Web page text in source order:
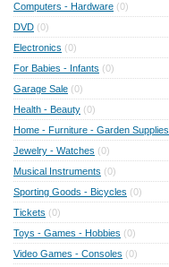
Computers - Hardware (0)
DVD (0)
Electronics (0)
For Babies - Infants (0)
Garage Sale (0)
Health - Beauty (0)
Home - Furniture - Garden Supplies
Jewelry - Watches (0)
Musical Instruments (0)
Sporting Goods - Bicycles (0)
Tickets (0)
Toys - Games - Hobbies (0)
Video Games - Consoles (0)